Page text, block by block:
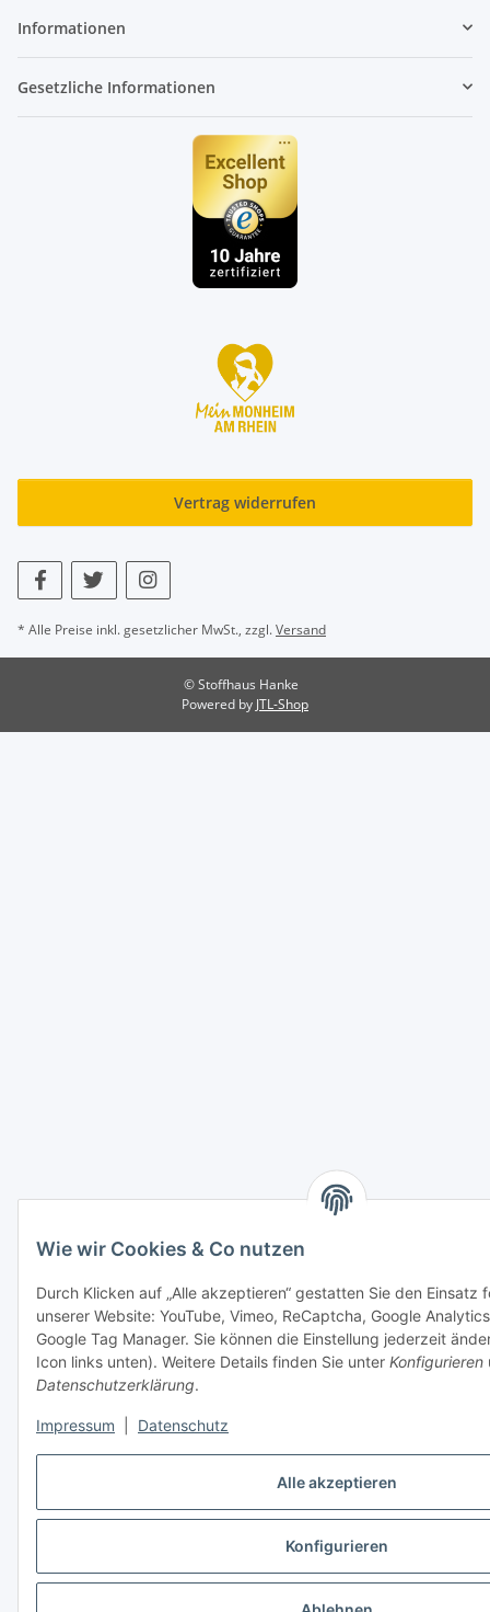
Alle akzeptieren
Konfigurieren
Wie wir Cookies & Co nutzen
Durch Klicken auf „Alle akzeptieren“ gestatten Sie den Einsatz
unserer Website: YouTube, Vimeo, ReCaptcha, Google
Google Tag Manager. Sie können die Einstellung jederzeit
Icon links unten). Weitere Details finden Sie unter Konfigurieren
Datenschutzerklärung.
Impressum Datenschutz
Informationen
Gesetzliche Informationen
Vertrag widerrufen
* Alle Preise inkl. gesetzlicher MwSt., zzgl.Versand
© Stoffhaus Hanke
Powered by JTL-Shop